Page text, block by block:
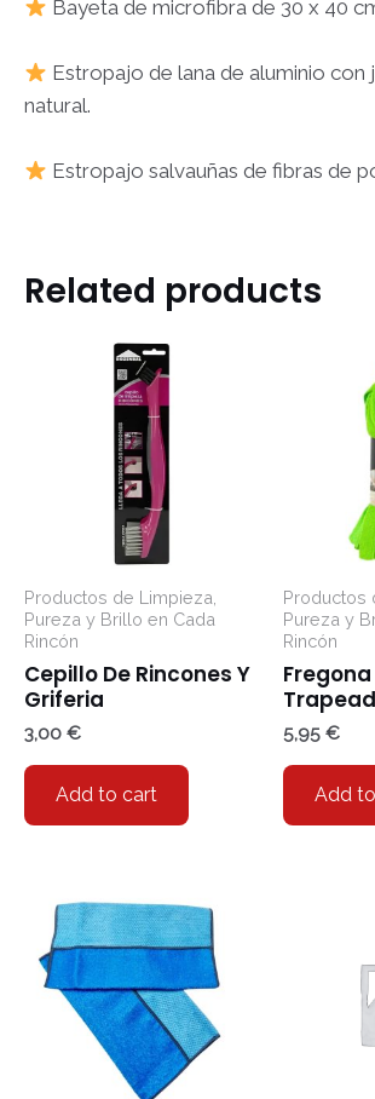
Bayeta de microfibra de 30 x 40
Estropajo de lana de aluminio con
natural.
Estropajo salvauñas de fibras de
Related products
Productos de Limpieza,
Pureza y Brillo en Cada
Rincón
Cepillo De Rincones Y
Griferia
3,00 €
Add to cart
Productos
Pureza y
Rincón
Fregona
5,95 €
Add